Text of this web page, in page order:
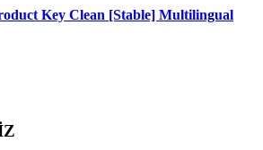
Key Clean [Stable] Multilingual